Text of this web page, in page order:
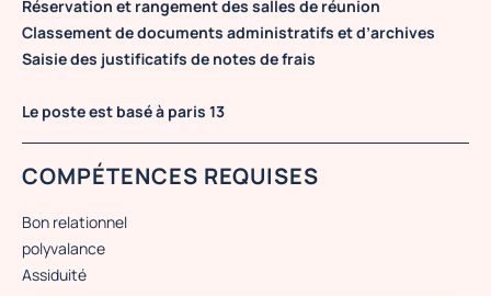
Réservation et rangement des salles de réunion
Classement de documents administratifs et d’archives
Saisie des justificatifs de notes de frais
Le poste est basé à paris 13
COMPÉTENCES REQUISES
Bon relationnel
polyvalance
Assiduité